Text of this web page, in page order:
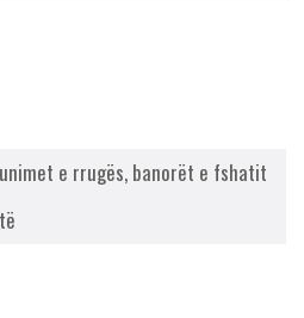
e rrugës, banorët e fshatit